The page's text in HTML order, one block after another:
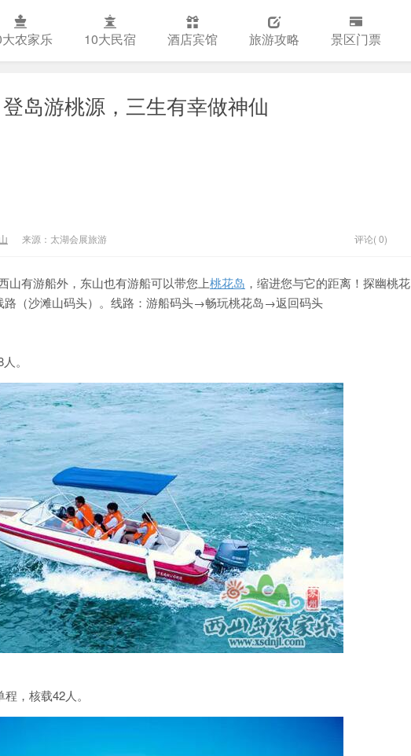
农家乐 10大民宿 酒店宾馆 旅游攻略 景区门票
岛游桃源，三生有幸做神仙
来源：太湖会展旅游 评论( 0)
山有游船外，东山也有游船可以带您上桃花岛 ，缩进您与它的距离！探幽桃花
路（沙滩山码头）。线路：游船码头→畅玩桃花岛→返回码头
。
，核载42人。